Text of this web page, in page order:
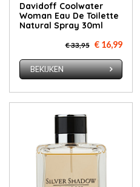
Davidoff Coolwater
Woman Eau De Toilette
Natural Spray 30ml
€ 33,95 € 16,99
BEKIJKEN